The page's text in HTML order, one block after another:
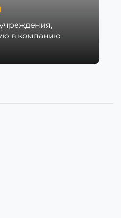
в компанию